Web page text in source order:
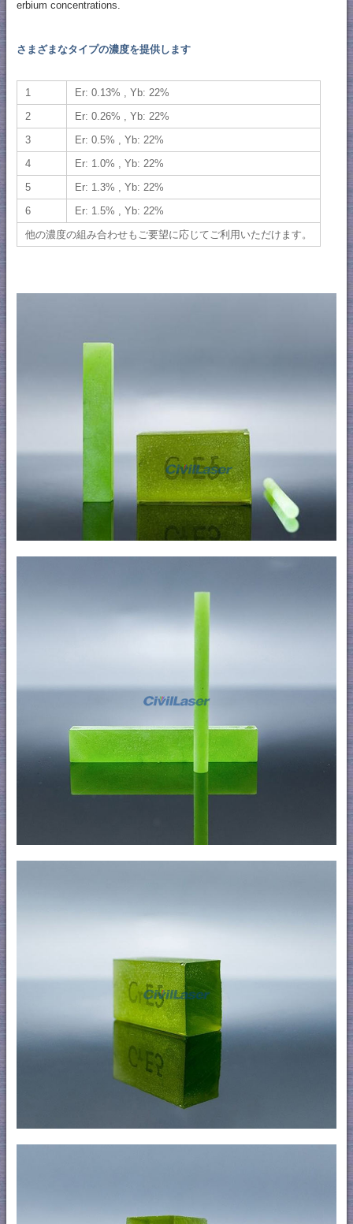
erbium concentrations.
さまざまなタイプの濃度を提供します
1
Er: 0.13% , Yb: 22%
2
Er: 0.26% , Yb: 22%
3
Er: 0.5% , Yb: 22%
4
Er: 1.0% , Yb: 22%
5
Er: 1.3% , Yb: 22%
6
Er: 1.5% , Yb: 22%
他の濃度の組み合わせもご要望に応じてご利用いただけます。